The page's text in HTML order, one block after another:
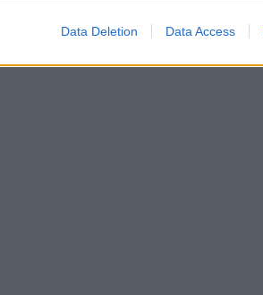
Data Deletion Data Access